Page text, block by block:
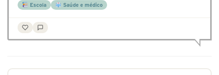
Escola Saúde e médico